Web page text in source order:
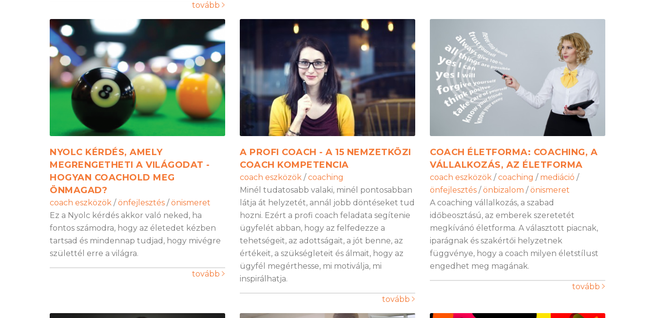
tovább
NYOLC KÉRDÉS, AMELY
MEGRENGETHETI A VILÁGODAT -
HOGYAN COACHOLD MEG
ÖNMAGAD?
coach eszközök / önfejlesztés / önismeret
Ez a Nyolc kérdés akkor való neked, ha
fontos számodra, hogy az életedet kézben
tartsad és mindennap tudjad, hogy mivégre
születtél erre a világra.
tovább
A PROFI COACH - A 15 NEMZETKÖZI
COACH KOMPETENCIA
coach eszközök / coaching
Minél tudatosabb valaki, minél pontosabban
látja át helyzetét, annál jobb döntéseket tud
hozni. Ezért a profi coach feladata segítenie
ügyfelét abban, hogy az felfedezze a
tehetségeit, az adottságait, a jót benne, az
értékeit, a szükségleteit és álmait, hogy az
ügyfél megérthesse, mi motiválja, mi
inspirálhatja.
tovább
COACH ÉLETFORMA: COACHING, A
VÁLLALKOZÁS, AZ ÉLETFORMA
coach eszközök / coaching / mediáció /
önfejlesztés / önbizalom / önismeret
A coaching vállalkozás, a szabad
időbeosztású, az emberek szeretetét
megkívánó életforma. A választott piacnak,
iparágnak és szakértői helyzetnek
függvénye, hogy a coach milyen életstílust
engedhet meg magának.
tovább